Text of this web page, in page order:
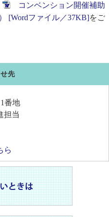
コンベンション開催補助
[Wordファイル／37KB]をご
先
番地
担当
ら